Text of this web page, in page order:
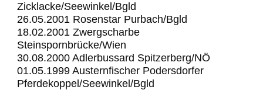
Zicklacke/Seewinkel/Bgld
26.05.2001 Rosenstar Purbach/Bgld
18.02.2001 Zwergscharbe
Steinspornbrücke/Wien
30.08.2000 Adlerbussard Spitzerberg/NÖ
01.05.1999 Austernfischer Podersdorfer
Pferdekoppel/Seewinkel/Bgld